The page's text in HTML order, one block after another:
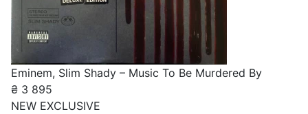
Eminem, Slim Shady – Music To Be Murdered By
₴ 3 895
NEW EXCLUSIVE